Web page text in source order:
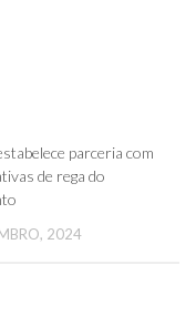
parceria com
de rega do
2024